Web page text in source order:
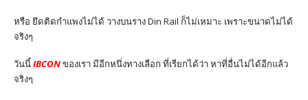
หรือ ยึดติดกำแพงไม่ได้ วางบนราง Din Rail ก็ไม่เหมาะ เพราะขนาดไม่ได้
จริงๆ
วันนี้IBCONของเรา มีอีกหนึ่งทางเลือก ที่เรียกได้ว่า หาที่อื่นไม่ได้อีกแล้ว
จริงๆ